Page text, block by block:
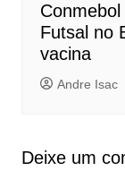
Futsal no
vacina
Andre Isac
Deixe um